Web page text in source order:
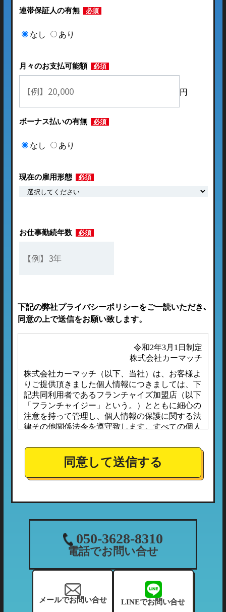
連帯保証人の有無 必須
なし あり
月々のお支払可能額 必須
円
ボーナス払いの有無 必須
なし あり
現在の雇用形態 必須
お仕事勤続年数 必須
下記の弊社プライバシーポリシーをご一読いただき､
同意の上で送信をお願い致します。
令和2年3月1日制定
株式会社カーマッチ
株式会社カーマッチ（以下、当社）は、お客様よ
りご提供頂きました個人情報につきましては、下
記共同利用者であるフランチャイズ加盟店（以下
「フランチャイジー」という。）とともに細心の
注意を持って管理し、個人情報の保護に関する法
律その他関係法令を遵守致します。すべての個人
ほか、お客様ご本人の同意なしに第三者へ開示ま
たは提供されることはありません。
また、フランチャイジーとの間においては、事前
に個人情報保護に対する安全性を審査の上、個人
こととしており、適切な管理監督を行ってまいり
当社が収集する個人情報につきましては、下記の
利用目的の範囲内において利用させて頂きます。
（1）ご利用履歴・支払状況の確認など、当社の
利用状況の把握及び債権管理のため
（2）カーマッチフランチャイズ全体の市場調
同意して送信する
050-3628-8310
電話でお問い合せ
メールでお問い合せ LINEでお問い合せ